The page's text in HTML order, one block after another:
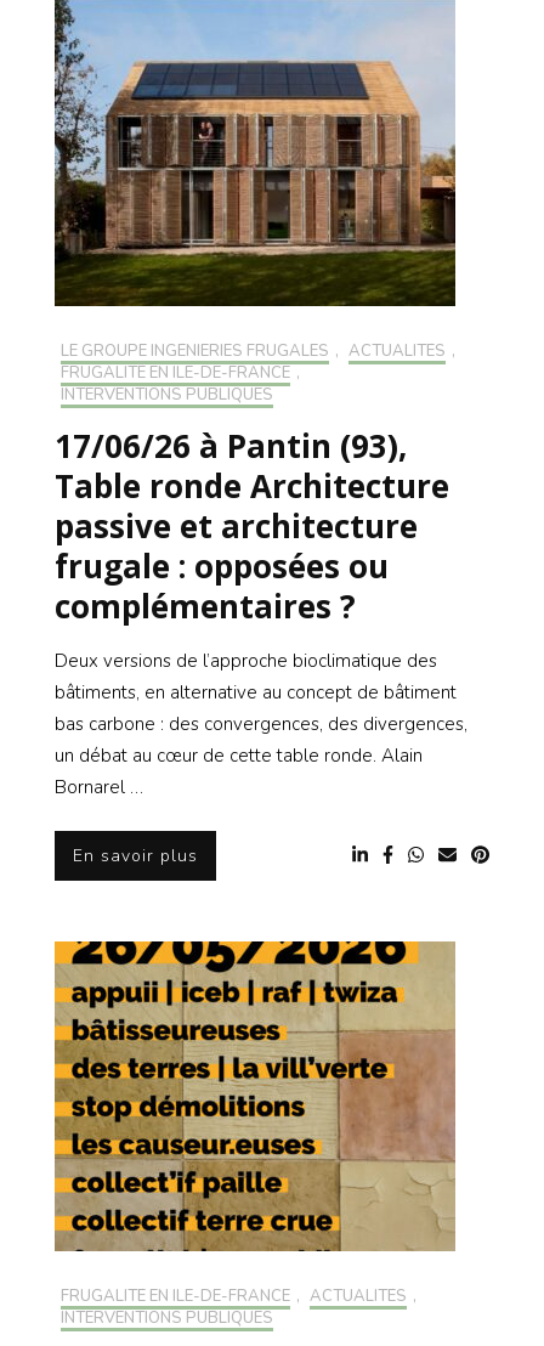
LE GROUPE INGÉNIERIES FRUGALES , ACTUALITÉS ,
FRUGALITÉ EN ILE-DE-FRANCE ,
INTERVENTIONS PUBLIQUES
17/06/26 à Pantin (93),
Table ronde Architecture
passive et architecture
frugale : opposées ou
complémentaires ?
Deux versions de l’approche bioclimatique des
bâtiments, en alternative au concept de bâtiment
bas carbone : des convergences, des divergences,
un débat au cœur de cette table ronde. Alain
Bornarel …
En savoir plus
FRUGALITÉ EN ILE-DE-FRANCE , ACTUALITÉS ,
INTERVENTIONS PUBLIQUES